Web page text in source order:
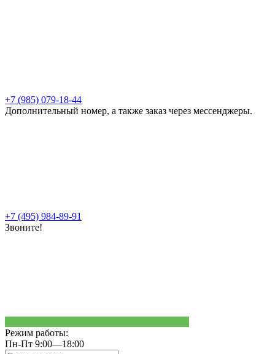
+7 (985) 079-18-44
Дополнительный номер, а также заказ через мессенджеры.
+7 (495) 984-89-91
Звоните!
Режим работы:
Пн-Пт 9:00—18:00